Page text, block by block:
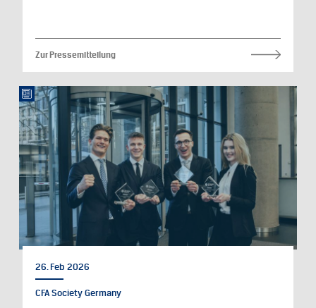
Zur Pressemitteilung
26. Feb 2026
CFA Society Germany